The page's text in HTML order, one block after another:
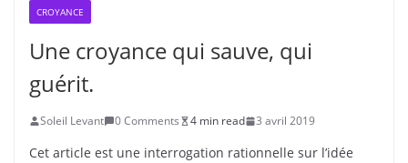
CROYANCE
Une croyance qui sauve, qui
guérit.
Soleil Levant 0 Comments 4 min read 3 avril 2019
Cet article est une interrogation rationnelle sur l’idée